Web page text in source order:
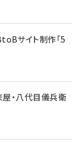
サイト制作「5
・八代目儀兵衛